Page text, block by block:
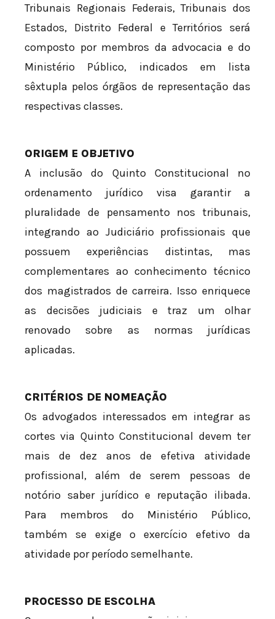
Tribunais Regionais Federais, Tribunais dos
Estados, Distrito Federal e Territórios será
composto por membros da advocacia e do
Ministério Público, indicados em lista
sêxtupla pelos órgãos de representação das
respectivas classes.
ORIGEM E OBJETIVO
A inclusão do Quinto Constitucional no
ordenamento jurídico visa garantir a
pluralidade de pensamento nos tribunais,
integrando ao Judiciário profissionais que
possuem experiências distintas, mas
complementares ao conhecimento técnico
dos magistrados de carreira. Isso enriquece
as decisões judiciais e traz um olhar
renovado sobre as normas jurídicas
aplicadas.
CRITÉRIOS DE NOMEAÇÃO
Os advogados interessados em integrar as
cortes via Quinto Constitucional devem ter
mais de dez anos de efetiva atividade
profissional, além de serem pessoas de
notório saber jurídico e reputação ilibada.
Para membros do Ministério Público,
também se exige o exercício efetivo da
atividade por período semelhante.
PROCESSO DE ESCOLHA